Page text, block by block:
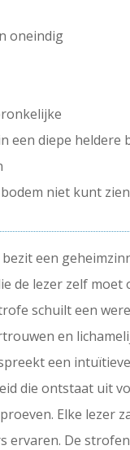
oneindig
een diepe heldere
niet kunt
een
de lezer zelf moet
schuilt een
en
een
die ontstaat uit
Elke lezer
ervaren. De